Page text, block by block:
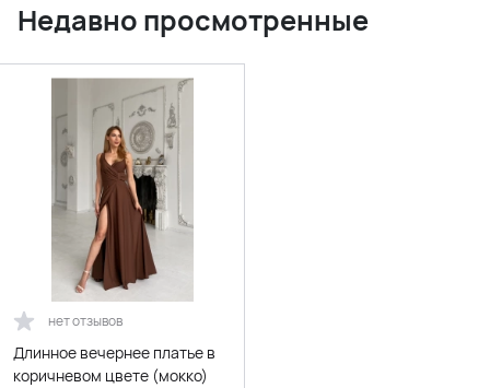
Недавно просмотренные
нет отзывов
Длинное вечернее платье в
коричневом цвете (мокко)